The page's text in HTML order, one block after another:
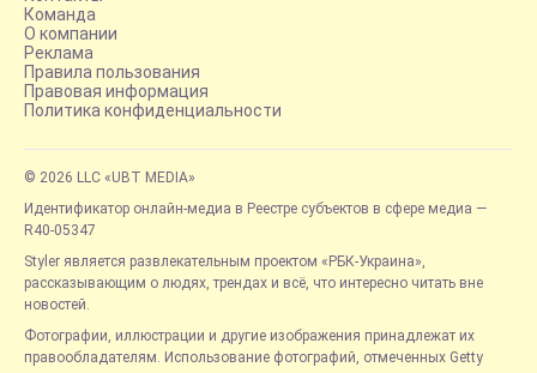
Команда
О компании
Реклама
Правила пользования
Правовая информация
Политика конфиденциальности
© 2026 LLC «UBT MEDIA»
Идентификатор онлайн-медиа в Реестре субъектов в сфере медиа —
R40-05347
Styler является развлекательным проектом «РБК-Украина»,
рассказывающим о людях, трендах и всё, что интересно читать вне
новостей.
Фотографии, иллюстрации и другие изображения принадлежат их
правообладателям. Использование фотографий, отмеченных Getty